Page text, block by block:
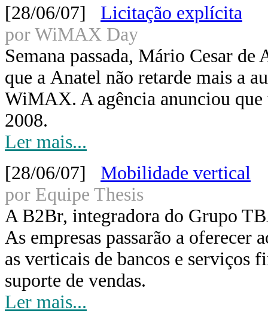
[28/06/07] Licitação explícita
por WiMAX Day
Semana passada, Mário Cesar
que a Anatel não retarde mais a
WiMAX. A agência anunciou que
2008.
Ler mais...
[28/06/07] Mobilidade vertical
por Equipe Thesis
A B2Br, integradora do Grupo
As empresas passarão a oferecer
as verticais de bancos e serviços
suporte de vendas.
Ler mais...